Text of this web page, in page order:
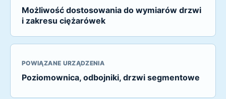
Możliwość dostosowania do wymiarów drzwi
i zakresu ciężarówek
POWIĄZANE URZĄDZENIA
Poziomownica, odbojniki, drzwi segmentowe